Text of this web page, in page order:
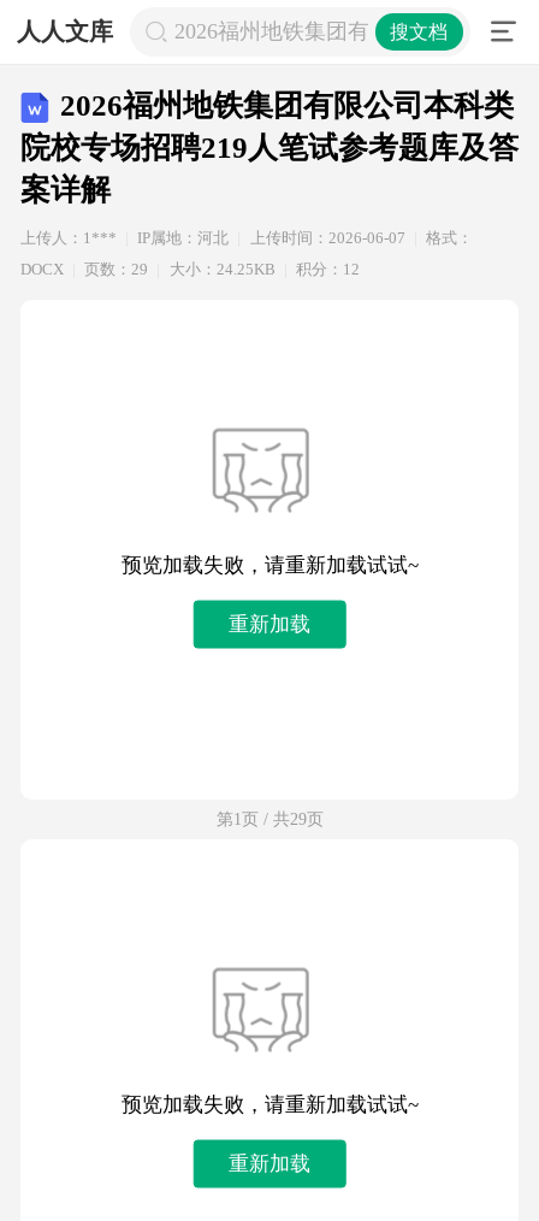
人人文库 2026福州地铁集团有限公司本科类院
搜文档
2026福州地铁集团有限公司本科类
院校专场招聘219人笔试参考题库及答
案详解
上传人：1*** IP属地：河北 上传时间：2026-06-07
格式：
DOCX
页数：29 大小：24.25KB 积分：12
预览加载失败，请重新加载试试~
重新加载
第1页 / 共29页
预览加载失败，请重新加载试试~
重新加载